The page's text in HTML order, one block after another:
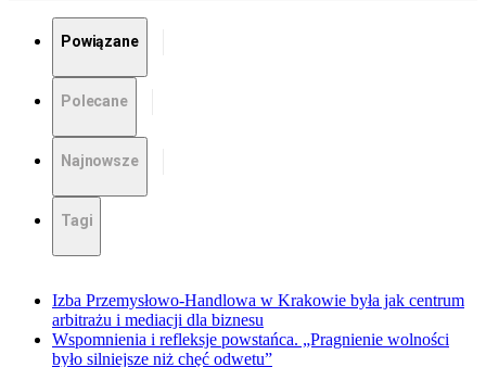
Powiązane
Polecane
Najnowsze
Tagi
Izba Przemysłowo-Handlowa w Krakowie była jak centrum
arbitrażu i mediacji dla biznesu
Wspomnienia i refleksje powstańca. „Pragnienie wolności
było silniejsze niż chęć odwetu”